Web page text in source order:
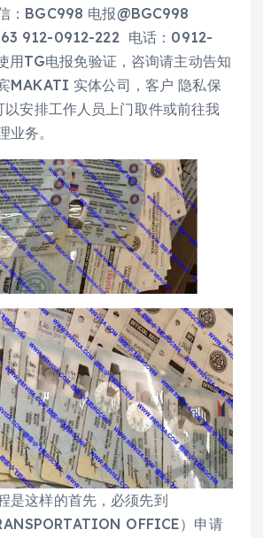
：BGC998 电报@BGC998
912-0912-222 电话：0912-
用TG电报免验证，咨询请主动告知
MAKATI 实体公司，客户 隐私保
安排工作人员上门取件或前往我
业务。
是这样的首先，必须先到
OFFICE）申请